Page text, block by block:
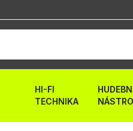
HI-FI
TECHNIKA